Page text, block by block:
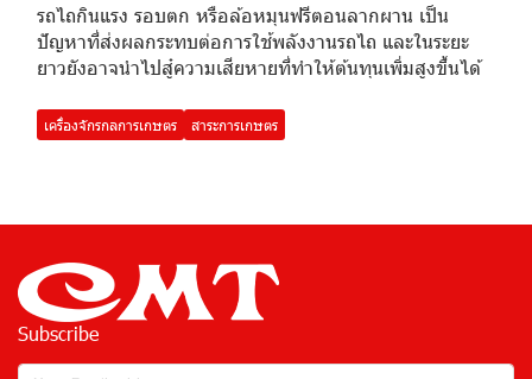
รถไถกินแรง รอบตก หรือล้อหมุนฟรีตอนลากผาน เป็น
ปัญหาที่ส่งผลกระทบต่อการใช้พลังงานรถไถ และในระยะ
ยาวยังอาจนำไปสู๋ความเสียหายที่ทำให้ต้นทุนเพิ่มสูงขึ้นได้
เครื่องจักรกลการเกษตร สาระการเกษตร
Subscribe